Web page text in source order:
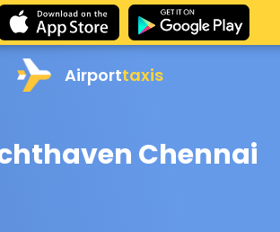
Airporttaxis
Chennai